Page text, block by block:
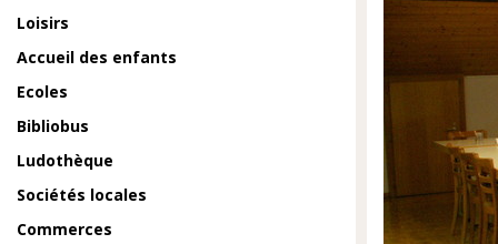
Loisirs
Accueil des enfants
Ecoles
Bibliobus
Ludothèque
Sociétés locales
Commerces